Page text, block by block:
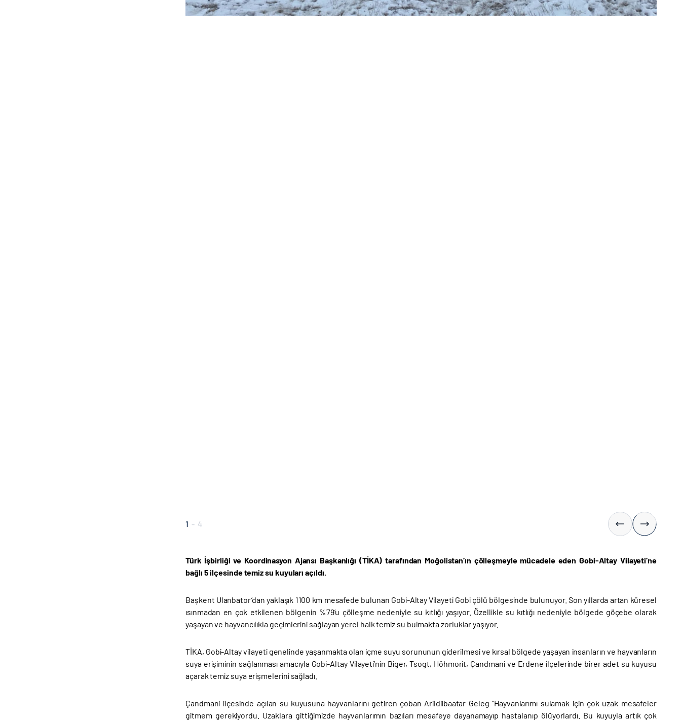
1 - 4
Türk İşbirliği ve Koordinasyon Ajansı Başkanlığı (TİKA) tarafından Moğolistan’ın çölleşmeyle mücadele eden Gobi-Altay Vilayeti’ne
bağlı 5 ilçesinde temiz su kuyuları açıldı.
Başkent Ulanbator’dan yaklaşık 1100 km mesafede bulunan Gobi-Altay Vilayeti Gobi çölü bölgesinde bulunuyor. Son yıllarda artan küresel
ısınmadan en çok etkilenen bölgenin %79’u çölleşme nedeniyle su kıtlığı yaşıyor. Özellikle su kıtlığı nedeniyle bölgede göçebe olarak
yaşayan ve hayvancılıkla geçimlerini sağlayan yerel halk temiz su bulmakta zorluklar yaşıyor.
TİKA, Gobi-Altay vilayeti genelinde yaşanmakta olan içme suyu sorununun giderilmesi ve kırsal bölgede yaşayan insanların ve hayvanların
suya erişiminin sağlanması amacıyla Gobi-Altay Vilayeti’nin Biger, Tsogt, Höhmorit, Çandmani ve Erdene ilçelerinde birer adet su kuyusu
açarak temiz suya erişmelerini sağladı.
Çandmani ilçesinde açılan su kuyusuna hayvanlarını getiren çoban Arildiibaatar Geleg “Hayvanlarımı sulamak için çok uzak mesafeler
gitmem gerekiyordu. Uzaklara gittiğimizde hayvanlarımın bazıları mesafeye dayanamayıp hastalanıp ölüyorlardı. Bu kuyuyla artık çok